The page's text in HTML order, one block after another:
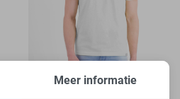
Meer informatie